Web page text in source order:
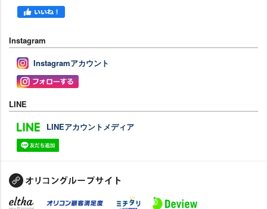
Instagram
Instagramアカウント
LINE
LINEアカウントメディア